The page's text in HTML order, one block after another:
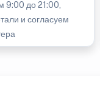
9:00 до 21:00,
и согласуем